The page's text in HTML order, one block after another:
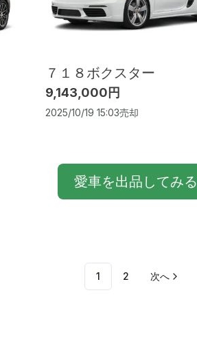
７１８ボクスター
9,143,000円
2025/10/19 15:03売却
愛車を出品してみる
1 2 次へ